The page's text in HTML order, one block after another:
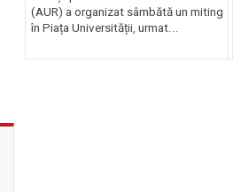
(AUR) a organizat sâmbătă un miting
în Piața Universității, urmat...